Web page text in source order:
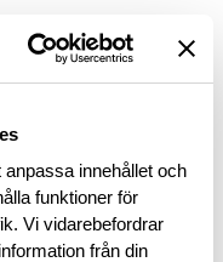
innehållet och
funktioner för
Vi vidarebefordrar
från din